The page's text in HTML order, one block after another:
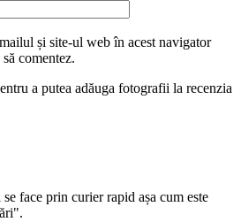
și site-ul web în acest navigator
comentez.
a putea adăuga fotografii la recenzia
se face prin curier rapid așa cum este